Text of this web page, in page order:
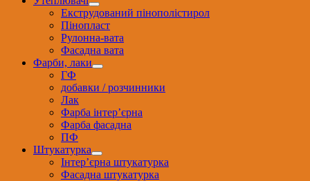
Екструдований пінополістирол
Пінопласт
Рулонна-вата
Фасадна вата
Фарби, лаки
ГФ
добавки / розчинники
Лак
Фарба інтер’єрна
Фарба фасадна
ПФ
Штукатурка
Інтер’єрна штукатурка
Фасадна штукатурка